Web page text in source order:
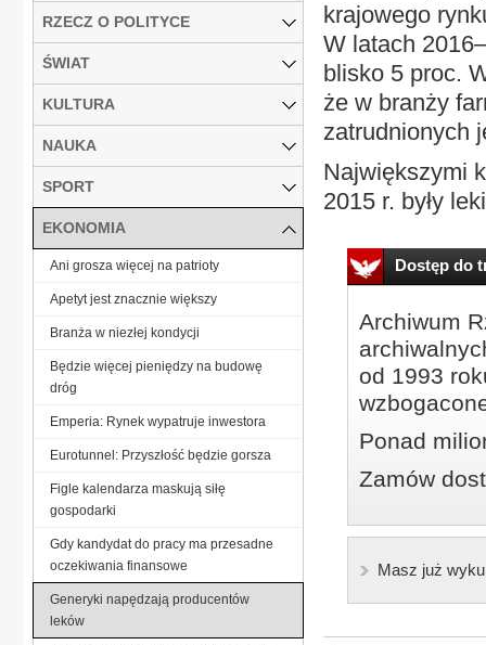
krajowego
W latach
blisko 5 proc.
że w branży
zatrudnionych
Największymi
2015 r. były
Dostęp do
Archiwum
od 1993
Ponad
Zamów
Masz już
RZECZ O POLITYCE
ŚWIAT
KULTURA
NAUKA
SPORT
EKONOMIA
Ani grosza więcej na patrioty
Apetyt jest znacznie większy
Branża w niezłej kondycji
Będzie więcej pieniędzy na budowę
dróg
Emperia: Rynek wypatruje inwestora
Eurotunnel: Przyszłość będzie gorsza
Figle kalendarza maskują siłę
gospodarki
Gdy kandydat do pracy ma przesadne
oczekiwania finansowe
Generyki napędzają producentów
leków